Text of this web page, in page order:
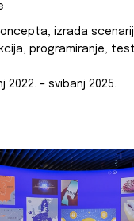
izrada
programiranje,
2022. – svibanj 2025.